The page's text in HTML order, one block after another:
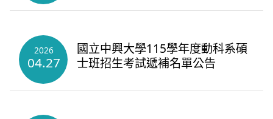
2026
04.27
國立中興大學115學年度動科系碩
士班招生考試遞補名單公告